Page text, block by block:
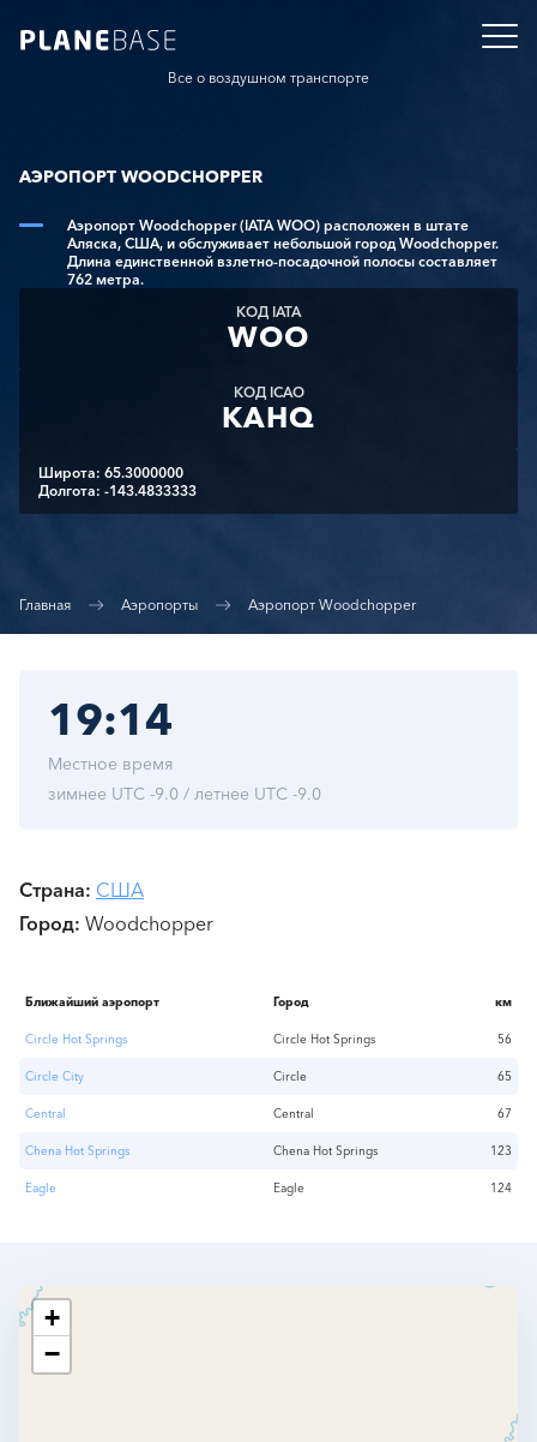
Все о воздушном транспорте
АЭРОПОРТ WOODCHOPPER
Аэропорт Woodchopper (IATA WOO) расположен в штате
Аляска, США, и обслуживает небольшой город Woodchopper.
Длина единственной взлетно-посадочной полосы составляет
762 метра.
КОД IATA
WOO
КОД ICAO
KAHQ
Широта: 65.3000000
Долгота: -143.4833333
Главная Аэропорты Аэропорт Woodchopper
19:14
Местное время
зимнее UTC -9.0 / летнее UTC -9.0
Страна США
Город Woodchopper
Ближайший аэропорт Город км
Circle Hot Springs Circle Hot Springs 56
Circle City Circle 65
Central Central 67
Chena Hot Springs Chena Hot Springs 123
Eagle Eagle 124
+
−